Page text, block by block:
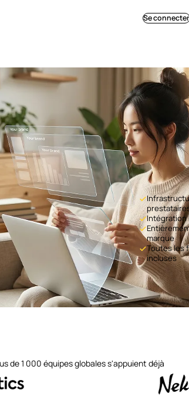
Se
Intégration
marque
Toutes les
incluses
de 1 000 équipes globales s'appuient déjà